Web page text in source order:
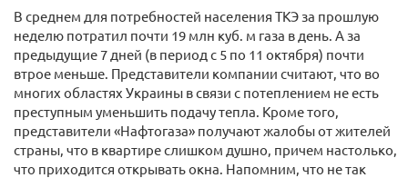
В среднем для потребностей населения ТКЭ за прошлую
неделю потратил почти 19 млн куб. м газа в день. А за
предыдущие 7 дней (в период с 5 по 11 октября) почти
втрое меньше. Представители компании считают, что во
многих областях Украины в связи с потеплением не есть
преступным уменьшить подачу тепла. Кроме того,
представители «Нафтогаза» получают жалобы от жителей
страны, что в квартире слишком душно, причем настолько,
что приходится открывать окна. Напомним, что не так